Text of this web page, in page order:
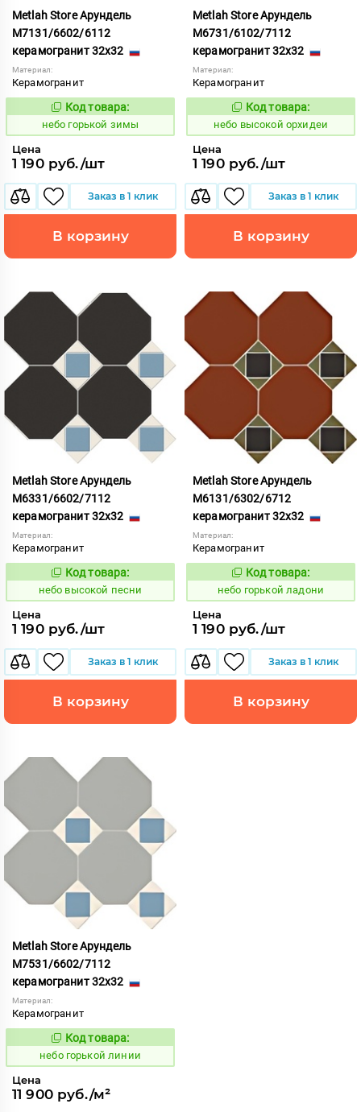
Metlah Store Арундель
М7131/6602/6112
керамогранит 32x32
Материал:
Керамогранит
Код:
1111907
Код товара:
небо горькой зимы
Цена
1 190 руб./шт
Заказ в 1 клик
В корзину
Metlah Store Арундель
М6731/6102/7112
керамогранит 32x32
Материал:
Керамогранит
Код:
1111439
Код товара:
небо высокой орхидеи
Цена
1 190 руб./шт
Заказ в 1 клик
В корзину
Metlah Store Арундель
М6331/6602/7112
керамогранит 32x32
Материал:
Керамогранит
Код:
1111444
Код товара:
небо высокой песни
Цена
1 190 руб./шт
Заказ в 1 клик
В корзину
Metlah Store Арундель
М6131/6302/6712
керамогранит 32x32
Материал:
Керамогранит
Код:
1111917
Код товара:
небо горькой ладони
Цена
1 190 руб./шт
Заказ в 1 клик
В корзину
Metlah Store Арундель
М7531/6602/7112
керамогранит 32x32
Материал:
Керамогранит
Код:
1111919
Код товара:
небо горькой линии
Цена
11 900 руб./м²